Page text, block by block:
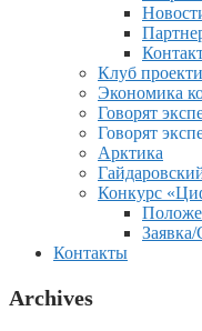
Клуб
Экономика
Говорят
Говорят
Арктика
Конкурс
Заявка/
Контакты
Archives